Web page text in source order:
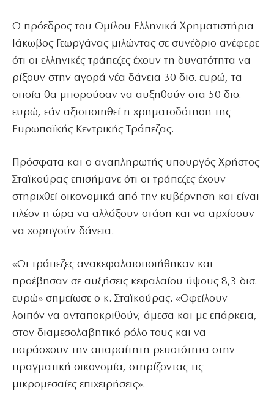
Ο πρόεδρος του Ομίλου Ελληνικά Χρηματιστήρια
Ιάκωβος Γεωργάνας μιλώντας σε συνέδριο ανέφερε
ότι οι ελληνικές τράπεζες έχουν τη δυνατότητα να
ρίξουν στην αγορά νέα δάνεια 30 δισ. ευρώ, τα
οποία θα μπορούσαν να αυξηθούν στα 50 δισ.
ευρώ, εάν αξιοποιηθεί η χρηματοδότηση της
Ευρωπαϊκής Κεντρικής Τράπεζας.
Πρόσφατα και ο αναπληρωτής υπουργός Χρήστος
Σταϊκούρας επισήμανε ότι οι τράπεζες έχουν
στηριχθεί οικονομικά από την κυβέρνηση και είναι
πλέον η ώρα να αλλάξουν στάση και να αρχίσουν
να χορηγούν δάνεια.
«Οι τράπεζες ανακεφαλαιοποιήθηκαν και
προέβησαν σε αυξήσεις κεφαλαίου ύψους 8,3 δισ.
ευρώ» σημείωσε ο κ. Σταϊκούρας. «Οφείλουν
λοιπόν να ανταποκριθούν, άμεσα και με επάρκεια,
στον διαμεσολαβητικό ρόλο τους και να
παράσχουν την απαραίτητη ρευστότητα στην
πραγματική οικονομία, στηρίζοντας τις
μικρομεσαίες επιχειρήσεις».